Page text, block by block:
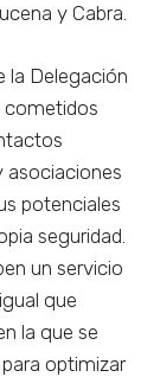
y Cabra.
la Delegación
cometidos
asociaciones
potenciales
seguridad.
un servicio
que
la que se
optimizar